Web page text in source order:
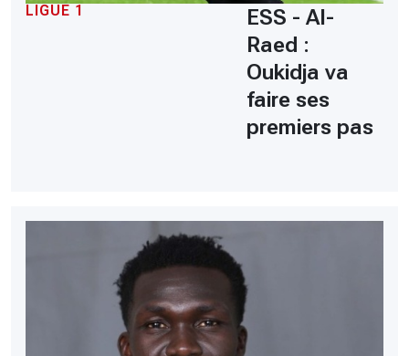
LIGUE 1
ESS - Al-
Raed :
Oukidja va
faire ses
premiers pas